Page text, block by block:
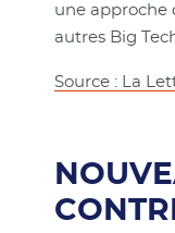
une approche
autres Big
Source : La